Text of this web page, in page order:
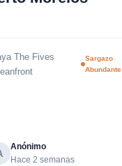
The Fives
Sargazo
Abundante
Anónimo
Hace 2 semanas